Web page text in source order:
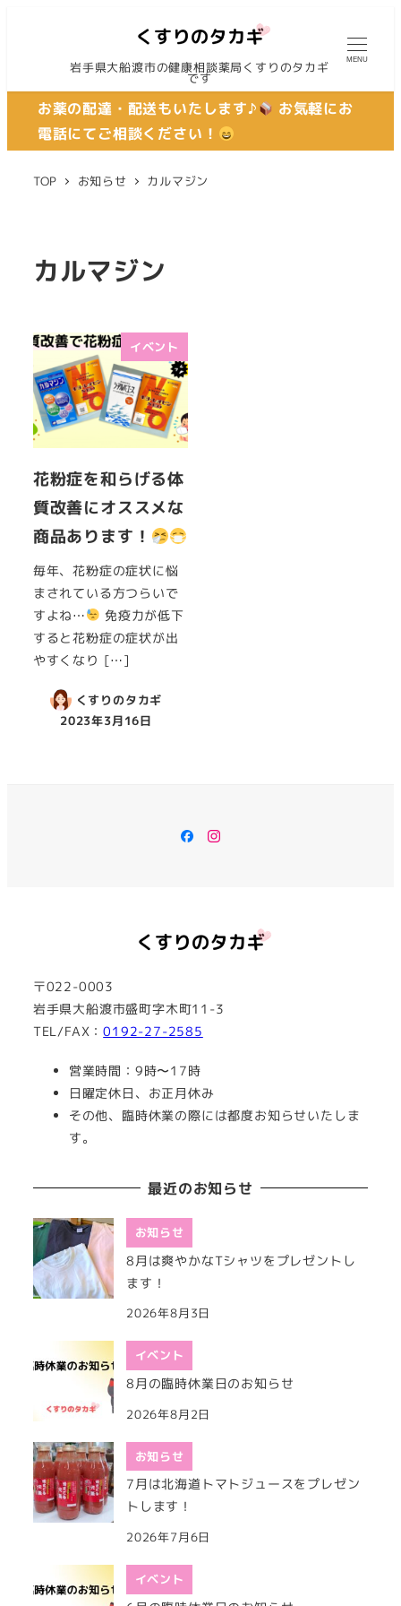
岩手県大船渡市の健康相談薬局くすりのタカギ
です
MENU
お薬の配達・配送もいたします♪
お気軽にお
電話にてご相談ください！
TOP お知らせ カルマジン
カルマジン
イベント
花粉症を和らげる体
質改善にオススメな
商品あります！
毎年、花粉症の症状に悩
まされている方つらいで
すよね…
免疫力が低下
すると花粉症の症状が出
やすくなり […]
くすりのタカギ
2023年3月16日
Facebook
Instagram
〒022-0003
岩手県大船渡市盛町字木町11-3
TEL/FAX：0192-27-2585
営業時間：9時〜17時
日曜定休日、お正月休み
その他、臨時休業の際には都度お知らせいたしま
す。
最近のお知らせ
お知らせ
8月は爽やかなTシャツをプレゼントし
ます！
2026年8月3日
イベント
8月の臨時休業日のお知らせ
2026年8月2日
お知らせ
7月は北海道トマトジュースをプレゼン
トします！
2026年7月6日
イベント